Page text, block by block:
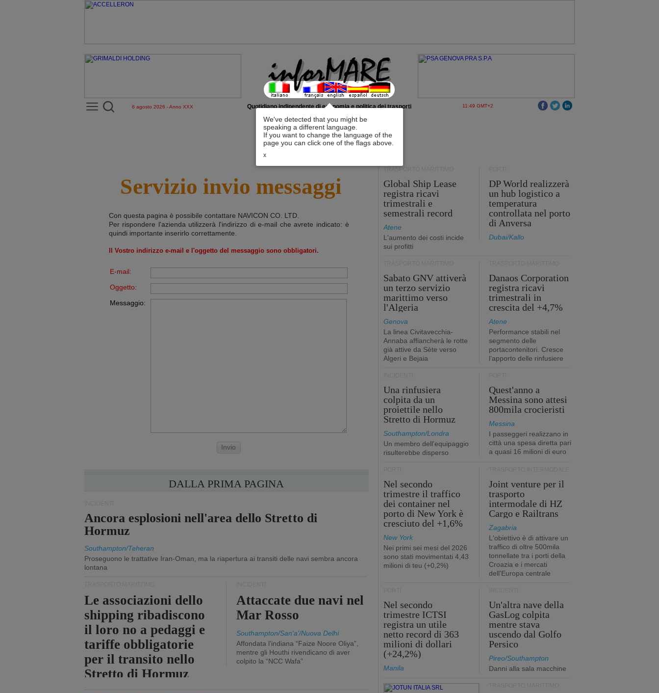
We've detected that you might be
speaking a different language.
If you want to change the language of the
page you can click one of the flags above.
x
6 agosto 2026 - Anno XXX Quotidiano indipendente di economia e politica dei trasporti 11:49 GMT+2
Servizio invio messaggi
Con questa pagina è possibile contattare NAVICON CO. LTD.
Per rispondere l'azienda utilizzerà l'indirizzo di e-mail che avrete indicato: è
quindi importante inserirlo correttamente.
Il Vostro indirizzo e-mail e l'oggetto del messaggio sono obbligatori.
E-mail:
Oggetto:
Messaggio:
Invio
DALLA PRIMA PAGINA
Ancora esplosioni nell'area dello Stretto di
Hormuz
Southampton/Teheran
Proseguono le trattative Iran-Oman, ma la riapertura ai transiti delle navi sembra ancora
lontana
Le associazioni dello
shipping ribadiscono
il loro no a pedaggi e
tariffe obbligatorie
per il transito nello
Stretto di Hormuz
Attaccate due navi nel
Mar Rosso
Southampton/San'a'/Nuova Delhi
Affondata l'indiana “Faize Noore Oliya”,
mentre gli Houthi rivendicano di aver
colpito la “NCC Wafa”
TRASPORTO MARITTIMO
Global Ship Lease
registra ricavi
trimestrali e
semestrali record
Atene
L'aumento dei costi incide
sui profitti
DP World realizzerà
un hub logistico a
temperatura
controllata nel porto
di Anversa
Dubai/Kallo
Sabato GNV attiverà
un terzo servizio
marittimo verso
l'Algeria
Genova
La linea Civitavecchia-
Annaba affiancherà le rotte
già attive da Sète verso
Algeri e Bejaia
Danaos Corporation
registra ricavi
trimestrali in
crescita del +4,7%
Atene
Performance stabili nel
segmento delle
portacontenitori. Cresce
l'apporto delle rinfusiere
Una rinfusiera
colpita da un
proiettile nello
Stretto di Hormuz
Southampton/Londra
Un membro dell'equipaggio
risulterebbe disperso
Quest'anno a
Messina sono attesi
800mila crocieristi
Messina
I passeggeri realizzano in
città una spesa diretta pari
a quasi 16 milioni di euro
Nel secondo
trimestre il traffico
dei container nel
porto di New York è
cresciuto del +1,6%
New York
Nei primi sei mesi del 2026
sono stati movimentati 4,43
milioni di teu (+0,2%)
Joint venture per il
trasporto
intermodale di HZ
Cargo e Railtrans
Zagabria
L'obiettivo è di attivare un
traffico di oltre 500mila
tonnellate tra i porti della
Croazia e i mercati
dell'Europa centrale
Nel secondo
trimestre ICTSI
registra un utile
netto record di 363
milioni di dollari
(+24,2%)
Manila
Un'altra nave della
GasLog colpita
mentre stava
uscendo dal Golfo
Persico
Pireo/Southampton
Danni alla sala macchine